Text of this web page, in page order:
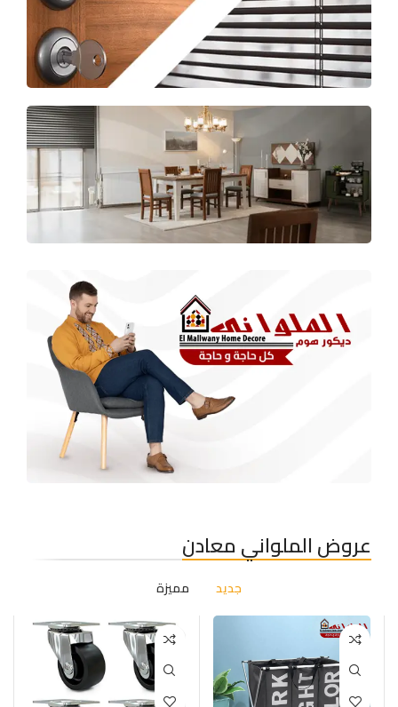
الملواني للمعادن
منتجات خاصة للمعادن
للملواني ديكور
عروض الملواني معادن
جديد مميزة